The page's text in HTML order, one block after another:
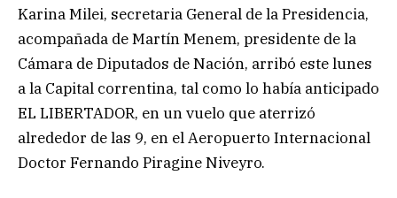
Karina Milei, secretaria General de la Presidencia,
acompañada de Martín Menem, presidente de la
Cámara de Diputados de Nación, arribó este lunes
a la Capital correntina, tal como lo había anticipado
EL LIBERTADOR, en un vuelo que aterrizó
alrededor de las 9, en el Aeropuerto Internacional
Doctor Fernando Piragine Niveyro.